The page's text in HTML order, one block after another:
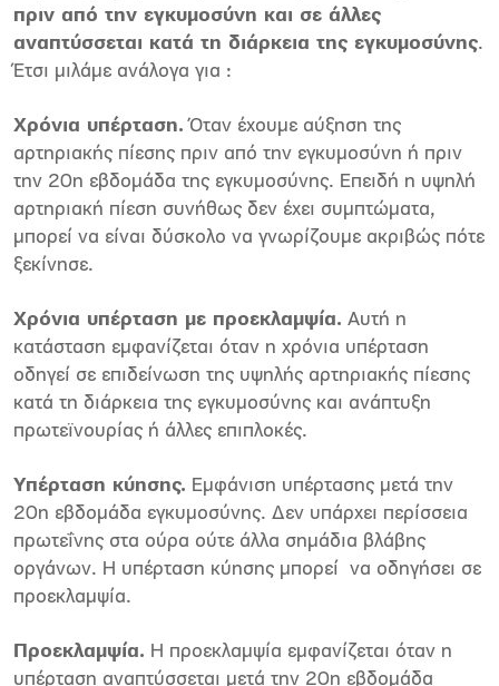
πριν από την εγκυμοσύνη και σε άλλες
αναπτύσσεται κατά τη διάρκεια της εγκυμοσύνης.
Έτσι μιλάμε ανάλογα για :
Χρόνια υπέρταση. Όταν έχουμε αύξηση της
αρτηριακής πίεσης πριν από την εγκυμοσύνη ή πριν
την 20η εβδομάδα της εγκυμοσύνης. Επειδή η υψηλή
αρτηριακή πίεση συνήθως δεν έχει συμπτώματα,
μπορεί να είναι δύσκολο να γνωρίζουμε ακριβώς πότε
ξεκίνησε.
Χρόνια υπέρταση με προεκλαμψία. Αυτή η
κατάσταση εμφανίζεται όταν η χρόνια υπέρταση
οδηγεί σε επιδείνωση της υψηλής αρτηριακής πίεσης
κατά τη διάρκεια της εγκυμοσύνης και ανάπτυξη
πρωτεϊνουρίας ή άλλες επιπλοκές.
Υπέρταση κύησης. Εμφάνιση υπέρτασης μετά την
20η εβδομάδα εγκυμοσύνης. Δεν υπάρχει περίσσεια
πρωτεΐνης στα ούρα ούτε άλλα σημάδια βλάβης
οργάνων. Η υπέρταση κύησης μπορεί να οδηγήσει σε
προεκλαμψία.
Προεκλαμψία. Η προεκλαμψία εμφανίζεται όταν η
υπέρταση αναπτύσσεται μετά την 20η εβδομάδα